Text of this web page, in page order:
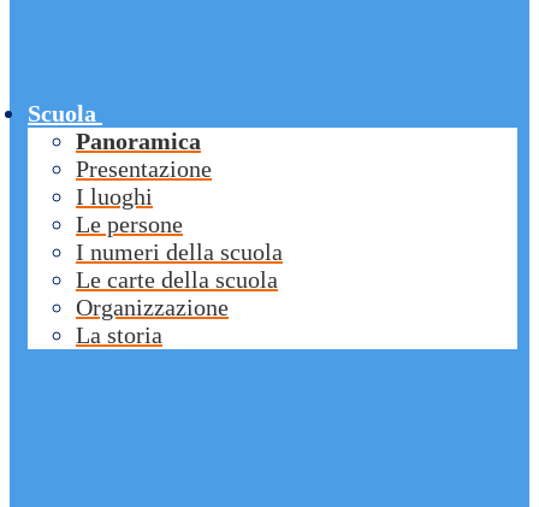
Scuola
Panoramica
Presentazione
I luoghi
Le persone
I numeri della scuola
Le carte della scuola
Organizzazione
La storia